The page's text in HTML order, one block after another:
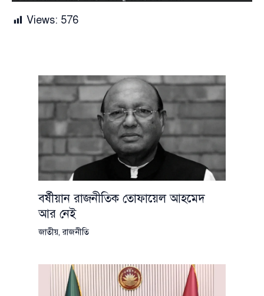
Views: 576
বর্ষীয়ান রাজনীতিক তোফায়েল আহমেদ
আর নেই
জাতীয়,রাজনীতি